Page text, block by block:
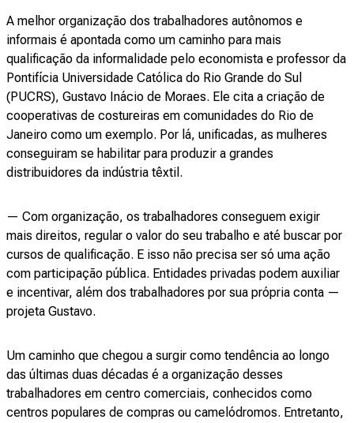
A melhor organização dos trabalhadores autônomos e
informais é apontada como um caminho para mais
qualificação da informalidade pelo economista e professor da
Pontifícia Universidade Católica do Rio Grande do Sul
(PUCRS), Gustavo Inácio de Moraes. Ele cita a criação de
cooperativas de costureiras em comunidades do Rio de
Janeiro como um exemplo. Por lá, unificadas, as mulheres
conseguiram se habilitar para produzir a grandes
distribuidores da indústria têxtil.
— Com organização, os trabalhadores conseguem exigir
mais direitos, regular o valor do seu trabalho e até buscar por
cursos de qualificação. E isso não precisa ser só uma ação
com participação pública. Entidades privadas podem auxiliar
e incentivar, além dos trabalhadores por sua própria conta —
projeta Gustavo.
Um caminho que chegou a surgir como tendência ao longo
das últimas duas décadas é a organização desses
trabalhadores em centro comerciais, conhecidos como
centros populares de compras ou camelódromos. Entretanto,